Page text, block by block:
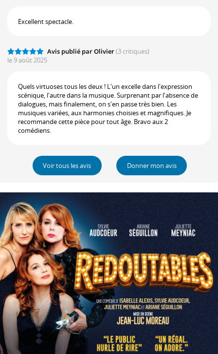
Excellent spectacle.
Avis publié par Olivier(3 critiques)
le 9 août 2025
Quels virtuoses tous les deux ! L'un excelle dans l'expression
scénique, l'autre dans la musique. Surprenant par l'absence de
dialogues, mais finalement, on s'en passe très bien. Les
musiques variées, aux harmonies choisies et magnifiques. Je
recommande cette pièce pour tout âge. Bravo aux 2
comédiens.
Voir tous les avis Donner mon avis